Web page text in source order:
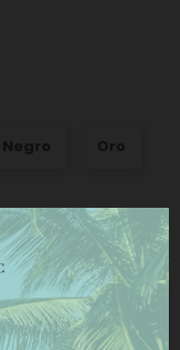
CARRITO
terceros